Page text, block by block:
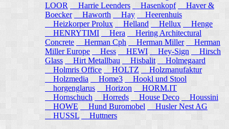
LOOR
Harrie Leenders Hasenkopf
Haver &
Boecker
Haworth Hay
Heerenhuis
Heizkorper Prolux
Helland Hellux
Henge
HENRYTIMI
Hera
Hering Architectural
Concrete
Herman Cph Herman Miller
Herman
Miller Europe
Hess HEWI Hey-Sign
Hirsch
Glass
Hirt Metallbau Hisbalit
Holmegaard
Holmris Office
HOLTZ
Holzmanufaktur
Holzmedia
Home3
Hookl und Stool
horgenglarus
Horizon
HORM.IT
Hornschuch
Horreds House Deco
Houssini
HOWE
Hund Buromobel
Husler Nest AG
HUSSL
Huttners